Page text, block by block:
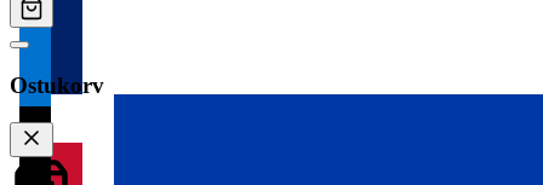
Ostukorv